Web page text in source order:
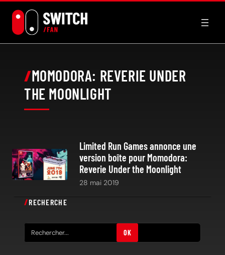
contenu
MOMODORA: REVERIE UNDER
THE MOONLIGHT
Limited Run Games annonce une
version boîte pour Momodora:
Reverie Under the Moonlight
28 mai 2019
RECHERCHE
e
OK